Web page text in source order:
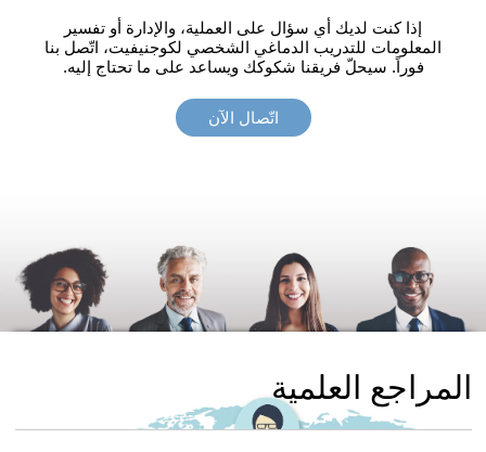
إذا كنت لديك أي سؤال على العملية، والإدارة أو تفسير
المعلومات للتدريب الدماغي الشخصي لكوجنيفيت، اتّصل بنا
فوراً. سيحلّ فريقنا شكوكك ويساعد على ما تحتاج إليه.
اتّصال الآن
المراجع العلمية